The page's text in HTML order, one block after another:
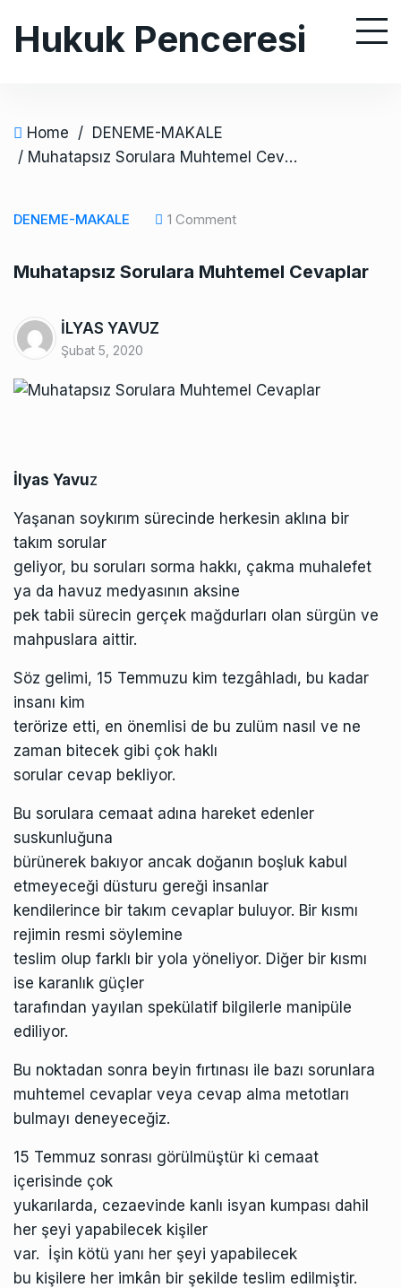
Hukuk Penceresi
Home / DENEME-MAKALE
/ Muhatapsız Sorulara Muhtemel Cevaplar
DENEME-MAKALE 1 Comment
Muhatapsız Sorulara Muhtemel Cevaplar
İLYAS YAVUZ
Şubat 5, 2020
İlyas Yavuz
Yaşanan soykırım sürecinde herkesin aklına bir
takım sorular
geliyor, bu soruları sorma hakkı, çakma muhalefet
ya da havuz medyasının aksine
pek tabii sürecin gerçek mağdurları olan sürgün ve
mahpuslara aittir.
Söz gelimi, 15 Temmuzu kim tezgâhladı, bu kadar
insanı kim
terörize etti, en önemlisi de bu zulüm nasıl ve ne
zaman bitecek gibi çok haklı
sorular cevap bekliyor.
Bu sorulara cemaat adına hareket edenler
suskunluğuna
bürünerek bakıyor ancak doğanın boşluk kabul
etmeyeceği düsturu gereği insanlar
kendilerince bir takım cevaplar buluyor. Bir kısmı
rejimin resmi söylemine
teslim olup farklı bir yola yöneliyor. Diğer bir kısmı
ise karanlık güçler
tarafından yayılan spekülatif bilgilerle manipüle
ediliyor.
Bu noktadan sonra beyin fırtınası ile bazı sorunlara
muhtemel cevaplar veya cevap alma metotları
bulmayı deneyeceğiz.
15 Temmuz sonrası görülmüştür ki cemaat
içerisinde çok
yukarılarda, cezaevinde kanlı isyan kumpası dahil
her şeyi yapabilecek kişiler
var. İşin kötü yanı her şeyi yapabilecek
bu kişilere her imkân bir şekilde teslim edilmiştir.